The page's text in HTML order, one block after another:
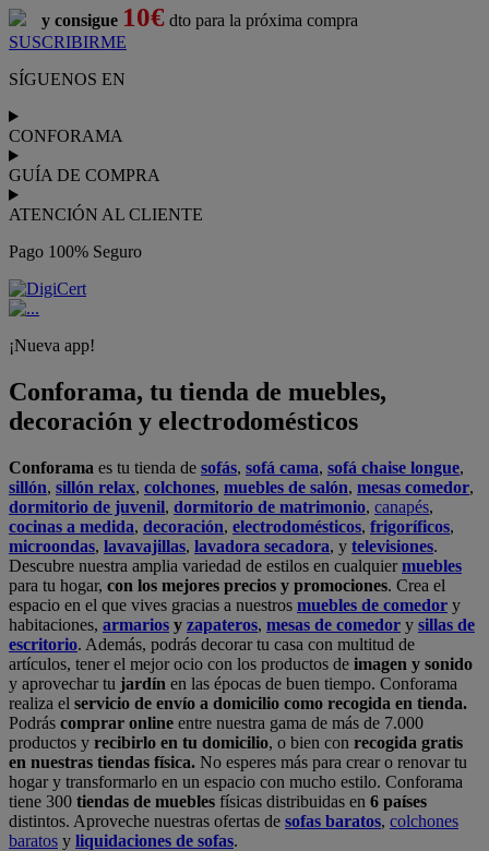
y consigue 10€ dto para la próxima compra
SUSCRIBIRME
SÍGUENOS EN
CONFORAMA
GUÍA DE COMPRA
ATENCIÓN AL CLIENTE
Pago 100% Seguro
¡Nueva app!
Conforama, tu tienda de muebles,
decoración y electrodomésticos
Conforama es tu tienda de sofás, sofá cama, sofá chaise longue,
sillón, sillón relax, colchones, muebles de salón, mesas comedor,
dormitorio de juvenil, dormitorio de matrimonio, canapés,
cocinas a medida, decoración, electrodomésticos, frigoríficos,
microondas, lavavajillas, lavadora secadora, y televisiones.
Descubre nuestra amplia variedad de estilos en cualquiermuebles
para tu hogar, con los mejores precios y promociones. Crea el
espacio en el que vives gracias a nuestros muebles de comedor y
habitaciones, armarios y zapateros, mesas de comedor y sillas de
escritorio. Además, podrás decorar tu casa con multitud de
artículos, tener el mejor ocio con los productos de imagen y sonido
y aprovechar tu jardín en las épocas de buen tiempo. Conforama
realiza el servicio de envío a domicilio como recogida en tienda.
Podrás comprar online entre nuestra gama de más de 7.000
productos y recibirlo en tu domicilio, o bien con recogida gratis
en nuestras tiendas física. No esperes más para crear o renovar tu
hogar y transformarlo en un espacio con mucho estilo. Conforama
tiene 300 tiendas de muebles físicas distribuidas en 6 países
distintos. Aproveche nuestras ofertas de sofas baratos, colchones
baratos y liquidaciones de sofas.